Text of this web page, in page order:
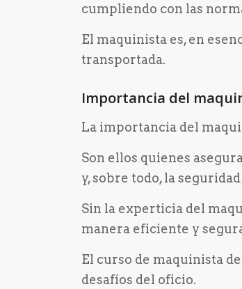
cumpliendo con las
El maquinista es, en
transportada.
Importancia del
La importancia del
Son ellos quienes
y, sobre todo, la
Sin la experticia del
manera eficiente y
El curso de maquinista
desafíos del oficio.